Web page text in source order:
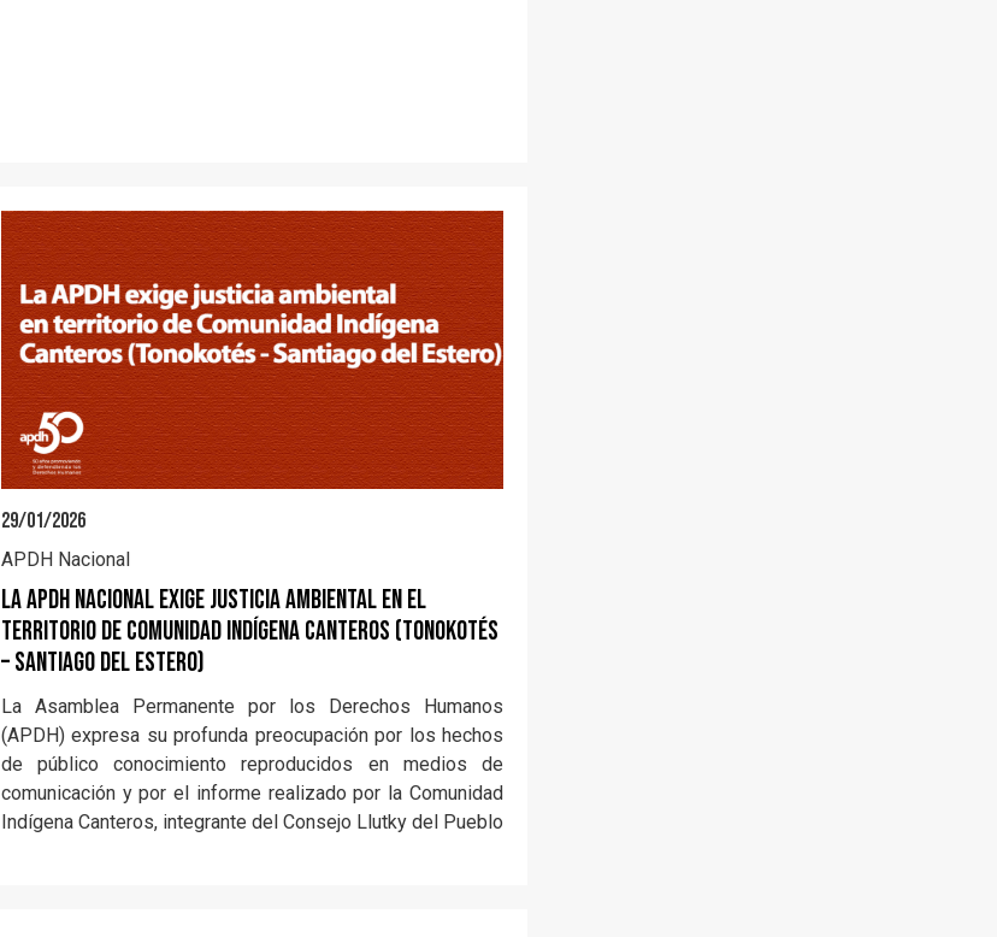
29/01/2026
APDH Nacional
LA APDH NACIONAL EXIGE JUSTICIA AMBIENTAL EN EL
TERRITORIO DE COMUNIDAD INDÍGENA CANTEROS (TONOKOTÉS
– SANTIAGO DEL ESTERO)
La Asamblea Permanente por los Derechos Humanos
(APDH) expresa su profunda preocupación por los hechos
de público conocimiento reproducidos en medios de
comunicación y por el informe realizado por la Comunidad
Indígena Canteros, integrante del Consejo Llutky del Pueblo